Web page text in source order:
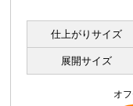
仕上がりサイズ
展開サイズ
オ